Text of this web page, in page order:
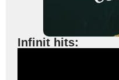
Infinit hits: